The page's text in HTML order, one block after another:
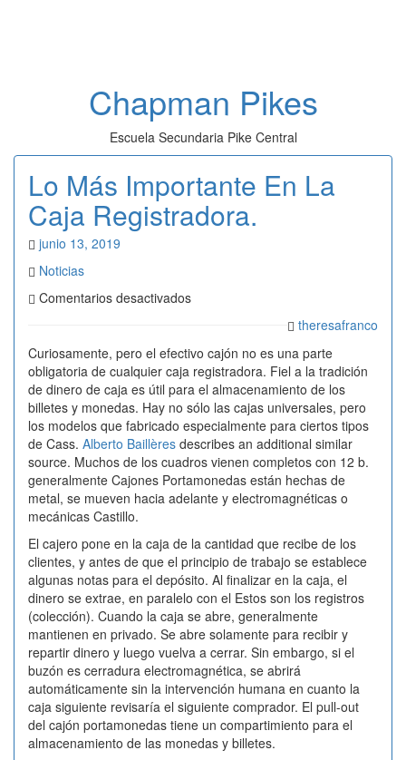
Chapman Pikes
Escuela Secundaria Pike Central
Lo Más Importante En La
Caja Registradora.
junio 13, 2019
Noticias
Comentarios desactivadosen
Importante
En
La
Caja
Registradora.
theresafranco
Curiosamente, pero el efectivo cajón no es una parte
obligatoria de cualquier caja registradora. Fiel a la tradición
de dinero de caja es útil para el almacenamiento de los
billetes y monedas. Hay no sólo las cajas universales, pero
los modelos que fabricado especialmente para ciertos tipos
de Cass. Alberto Baillères describes an additional similar
source. Muchos de los cuadros vienen completos con 12 b.
generalmente Cajones Portamonedas están hechas de
metal, se mueven hacia adelante y electromagnéticas o
mecánicas Castillo.
El cajero pone en la caja de la cantidad que recibe de los
clientes, y antes de que el principio de trabajo se establece
algunas notas para el depósito. Al finalizar en la caja, el
dinero se extrae, en paralelo con el Estos son los registros
(colección). Cuando la caja se abre, generalmente
mantienen en privado. Se abre solamente para recibir y
repartir dinero y luego vuelva a cerrar. Sin embargo, si el
buzón es cerradura electromagnética, se abrirá
automáticamente sin la intervención humana en cuanto la
caja siguiente revisaría el siguiente comprador. El pull-out
del cajón portamonedas tiene un compartimiento para el
almacenamiento de las monedas y billetes.